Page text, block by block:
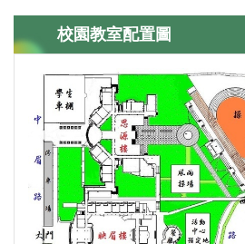
校園教室配置圖